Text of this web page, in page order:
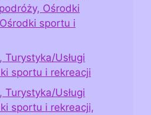
Ośrodki
sportu i
Turystyka/Usługi
sportu i rekreacji
Turystyka/Usługi
sportu i rekreacji,